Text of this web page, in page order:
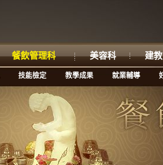
餐飲管理科 美容科 建
技能檢定 教學成果 就業輔導